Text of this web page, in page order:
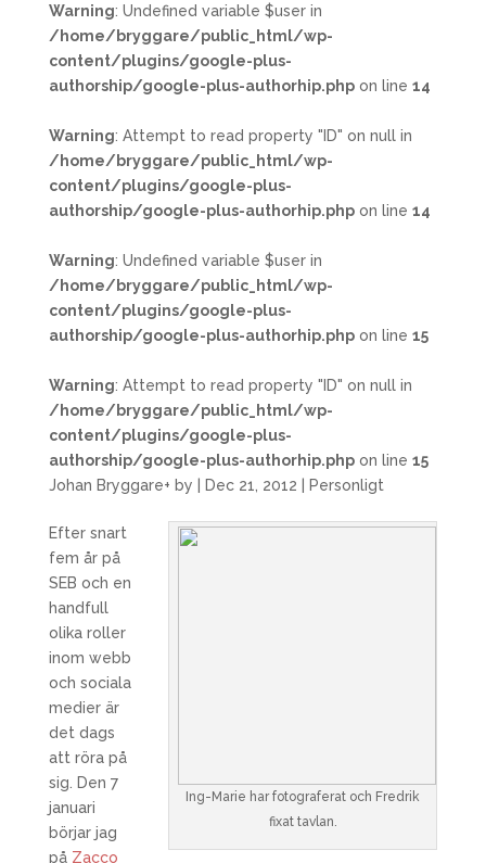
Warning: Undefined variable $user in
/home/bryggare/public_html/wp-
content/plugins/google-plus-
authorship/google-plus-authorhip.phpon line 14
Warning: Attempt to read property "ID" on null in
/home/bryggare/public_html/wp-
content/plugins/google-plus-
authorship/google-plus-authorhip.phpon line 14
Warning: Undefined variable $user in
/home/bryggare/public_html/wp-
content/plugins/google-plus-
authorship/google-plus-authorhip.phpon line 15
Warning: Attempt to read property "ID" on null in
/home/bryggare/public_html/wp-
content/plugins/google-plus-
authorship/google-plus-authorhip.phpon line 15
Johan Bryggare+ by Dec 21, 2012 Personligt
Ing-Marie har fotograferat och Fredrik
fixat tavlan.
Efter snart
fem år på
SEB och en
handfull
olika roller
inom webb
och sociala
medier är
det dags
att röra på
sig. Den 7
januari
börjar jag
på Zacco